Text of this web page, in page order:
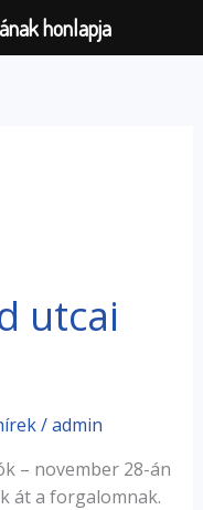
utcai
/admin
– november 28-án
át a forgalomnak.
honlapja